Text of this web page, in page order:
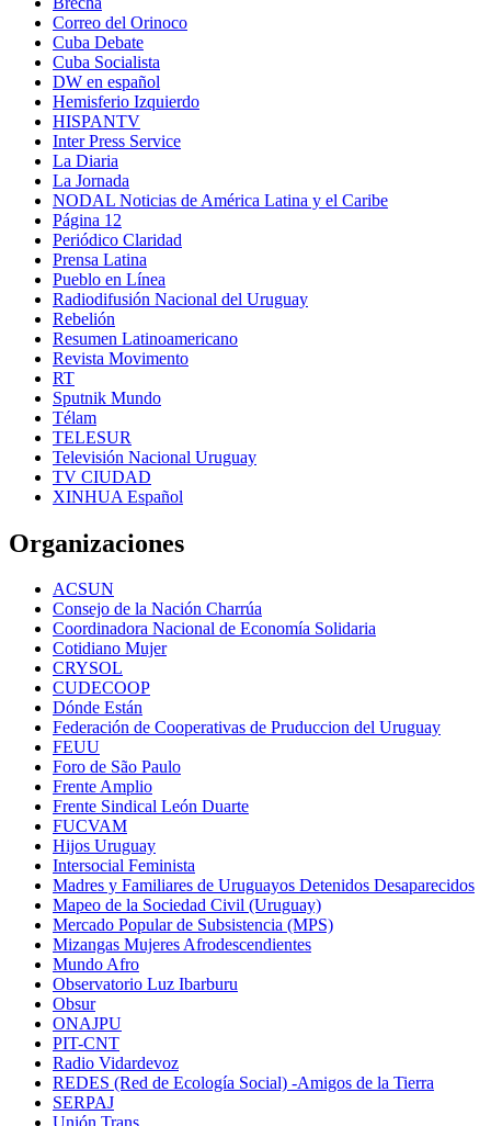
Correo del Orinoco
Cuba Debate
Cuba Socialista
DW en español
Hemisferio Izquierdo
HISPANTV
Inter Press Service
La Diaria
La Jornada
NODAL Noticias de América Latina y el Caribe
Página 12
Periódico Claridad
Prensa Latina
Pueblo en Línea
Radiodifusión Nacional del Uruguay
Rebelión
Resumen Latinoamericano
Revista Movimento
RT
Sputnik Mundo
Télam
TELESUR
Televisión Nacional Uruguay
TV CIUDAD
XINHUA Español
Organizaciones
ACSUN
Consejo de la Nación Charrúa
Coordinadora Nacional de Economía Solidaria
Cotidiano Mujer
CRYSOL
CUDECOOP
Dónde Están
Federación de Cooperativas de Pruduccion del Uruguay
FEUU
Foro de São Paulo
Frente Amplio
Frente Sindical León Duarte
FUCVAM
Hijos Uruguay
Intersocial Feminista
Madres y Familiares de Uruguayos Detenidos Desaparecidos
Mapeo de la Sociedad Civil (Uruguay)
Mercado Popular de Subsistencia (MPS)
Mizangas Mujeres Afrodescendientes
Mundo Afro
Observatorio Luz Ibarburu
Obsur
ONAJPU
PIT-CNT
Radio Vidardevoz
REDES (Red de Ecología Social) -Amigos de la Tierra
SERPAJ